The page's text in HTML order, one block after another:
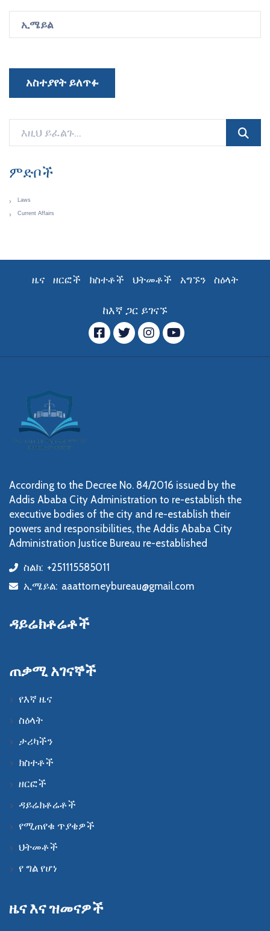
አስተያየት ይለጥፉ
ምድቦች
Laws
Current Affairs
ዜና ዘርፎች ክስተቶች ህትመቶች አግኙን ስዕላት
ከእኛ ጋር ይገናኙ
ፌስቡክትዊተርኢንስታግራምYouTube
According to the Decree No. 84/2016 issued by the
Addis Ababa City Administration to re-establish the
executive bodies of the city and re-establish their
powers and responsibilities, the Addis Ababa City
Administration Justice Bureau re-established
icon
ስልክ: +251115585011
icon
ኢሜይል: aaattorneybureau@gmail.com
ዳይሬክቶሬቶች
ጠቃሚ አገናኞች
የእኛ ዜና
ስዕላት
ታሪካችን
ክስተቶች
ዘርፎች
ዳይሬክቶሬቶች
የሚጠየቁ ጥያቄዎች
ህትመቶች
የ ግል የሆነ
ዜና እና ዝመናዎች